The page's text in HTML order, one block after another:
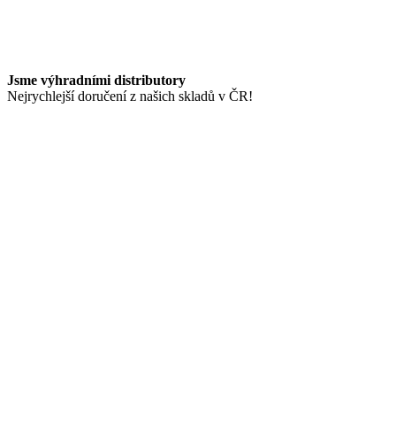
Jsme výhradními distributory
Nejrychlejší doručení z našich skladů v ČR!